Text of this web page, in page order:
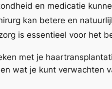
en medicatie
kan betere en
is essentieel voor het
met je
wat je kunt verwachten